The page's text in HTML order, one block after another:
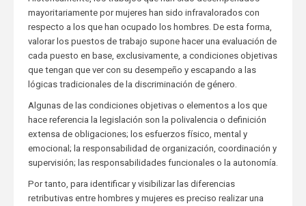
mayoritariamente por mujeres han sido infravalorados con
respecto a los que han ocupado los hombres. De esta forma,
valorar los puestos de trabajo supone hacer una evaluación de
cada puesto en base, exclusivamente, a condiciones objetivas
que tengan que ver con su desempeño y escapando a las
lógicas tradicionales de la discriminación de género.
Algunas de las condiciones objetivas o elementos a los que
hace referencia la legislación son la polivalencia o definición
extensa de obligaciones; los esfuerzos físico, mental y
emocional; la responsabilidad de organización, coordinación y
supervisión; las responsabilidades funcionales o la autonomía.
Por tanto, para identificar y visibilizar las diferencias
retributivas entre hombres y mujeres es preciso realizar una